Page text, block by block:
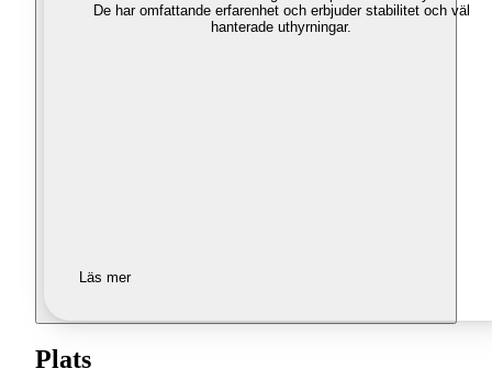
De har omfattande erfarenhet och erbjuder stabilitet och väl
hanterade uthyrningar.
Läs mer
Plats